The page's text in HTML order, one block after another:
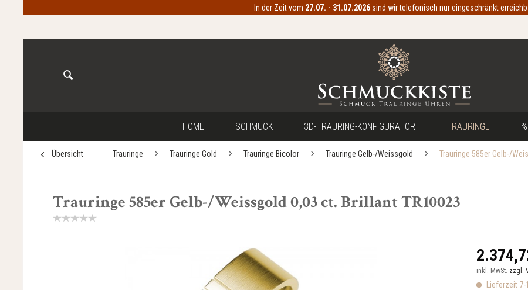
In der Zeit vom 27.07. - 31.07.2026 sind wir telefonisch nur eingeschränkt
HOME SCHMUCK 3D-TRAURING-KONFIGURATOR TRAURINGE
Übersicht Trauringe Trauringe Gold Trauringe Bicolor Trauringe Gelb-/Weissgold Trauringe 585er Gelb-/
Trauringe 585er Gelb-/Weissgold 0,03 ct. Brillant TR10023
inkl. MwSt. zzgl.
Lieferzeit